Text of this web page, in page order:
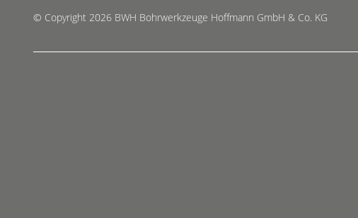
© Copyright 2026 BWH Bohrwerkzeuge Hoffmann GmbH & Co. KG